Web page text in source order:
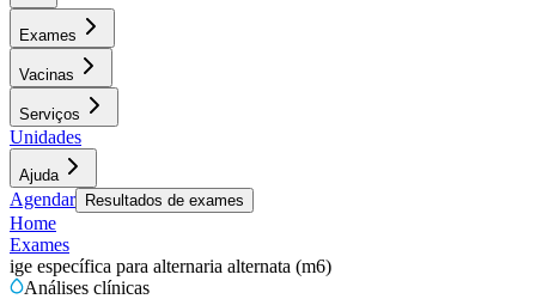
Exames
Vacinas
Serviços
Unidades
Ajuda
Agendar Resultados de exames
Home
Exames
ige específica para alternaria alternata (m6)
Análises clínicas